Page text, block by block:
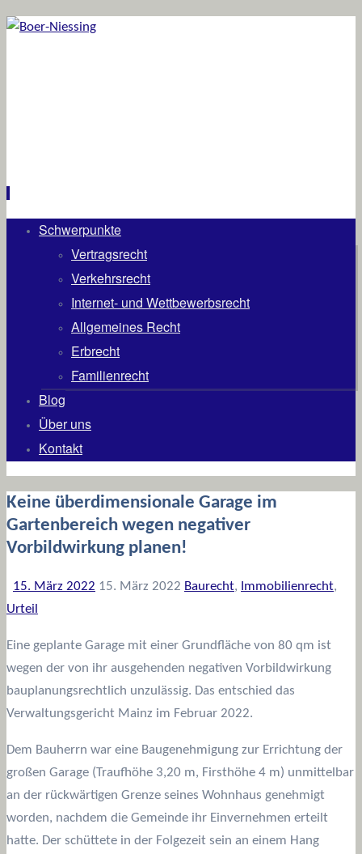
Zum
Schwerpunkte
Vertragsrecht
Verkehrsrecht
Internet- und Wettbewerbsrecht
Allgemeines Recht
Erbrecht
Familienrecht
Blog
Über uns
Kontakt
Keine überdimensionale Garage im
Gartenbereich wegen negativer
Vorbildwirkung planen!
15. März 2022 15. März 2022 Baurecht, Immobilienrecht,
Urteil
Eine geplante Garage mit einer Grundfläche von 80 qm ist
wegen der von ihr ausgehenden negativen Vorbildwirkung
bauplanungsrechtlich unzulässig. Das entschied das
Verwaltungsgericht Mainz im Februar 2022.
Dem Bauherrn war eine Baugenehmigung zur Errichtung der
großen Garage (Traufhöhe 3,20 m, Firsthöhe 4 m) unmittelbar
an der rückwärtigen Grenze seines Wohnhaus genehmigt
worden, nachdem die Gemeinde ihr Einvernehmen erteilt
hatte. Der schüttete in der Folgezeit sein an einem Hang